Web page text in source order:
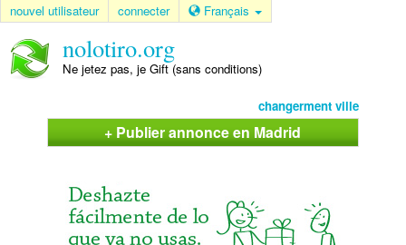
nouvel utilisateur connecter Français
nolotiro.org
Ne jetez pas, je Gift (sans conditions)
changerment ville
+ Publier annonce en Madrid